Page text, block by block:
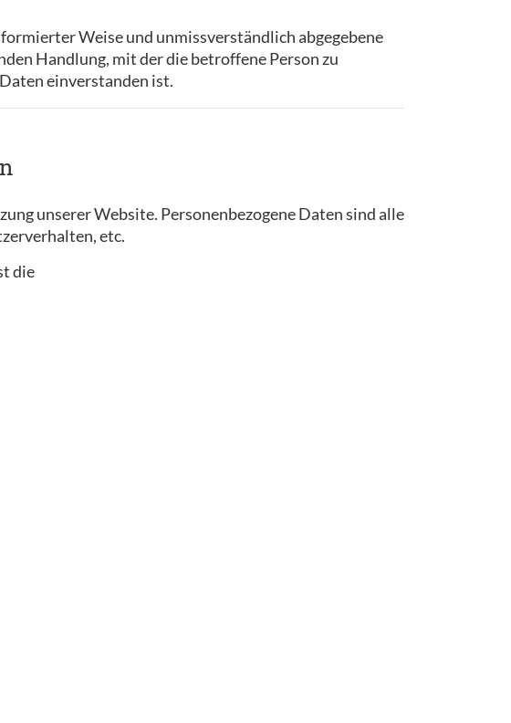
Weise und unmissverständlich abgegebene
Handlung, mit der die betroffene Person zu
einverstanden ist.
unserer Website. Personenbezogene Daten sind alle
etc.
die